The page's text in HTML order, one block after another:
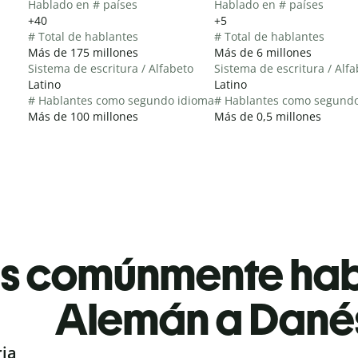
Hablado en # países
+40
# Total de hablantes
Más de 175 millones
Sistema de escritura / Alfabeto
Latino
# Hablantes como segundo idioma
Más de 100 millones
Hablado en # países
+5
# Total de hablantes
Más de 6 millones
Sistema de escritura /
Latino
# Hablantes como
Más de 0,5 millones
comúnmente
Alemán a